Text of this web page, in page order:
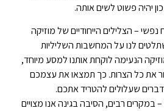
יהיה פשוט לשים אותה.
– הצלילים הייחודיים של מוזיקה
לנו על המחשבות השליליות
הנעימה לוקחת אותנו למסע מיוחד,
את כל הצרות. כך תמצאו את עצמכם
שעלולים להטריד אתכם.
במקרים רבים, הסיבה בגינה אנו מצויים